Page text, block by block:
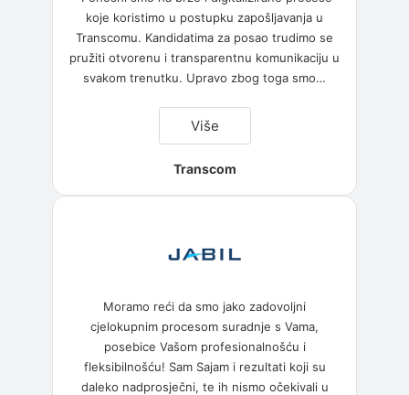
koje koristimo u postupku zapošljavanja u
Transcomu. Kandidatima za posao trudimo se
pružiti otvorenu i transparentnu komunikaciju u
svakom trenutku. Upravo zbog toga smo…
Više“Transcom”
Transcom
Moramo reći da smo jako zadovoljni
cjelokupnim procesom suradnje s Vama,
posebice Vašom profesionalnošću i
fleksibilnošću! Sam Sajam i rezultati koji su
daleko nadprosječni, te ih nismo očekivali u